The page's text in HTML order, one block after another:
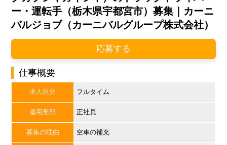
ー・運転手（栃木県宇都宮市）募集｜カーニ
バルジョブ（カーニバルグループ株式会社）
応募する
仕事概要
求人区分 フルタイム
雇用形態 正社員
募集の理由 空車の補充